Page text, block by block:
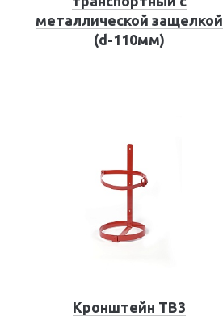
металлической защелкой
(d-110мм)
Кронштейн ТВ3